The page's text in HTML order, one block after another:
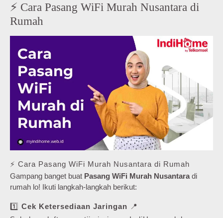
⚡ Cara Pasang WiFi Murah Nusantara di
Rumah
⚡ Cara Pasang WiFi Murah Nusantara di Rumah
Gampang banget buat Pasang WiFi Murah Nusantaradi
rumah lo! Ikuti langkah-langkah berikut:
1️⃣ Cek Ketersediaan Jaringan 📍